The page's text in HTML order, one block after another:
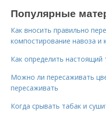
Популярные
Как вносить правильно
компостирование навоза и
Как определить настоящий
Можно ли пересаживать
пересаживать
Когда срывать табак и